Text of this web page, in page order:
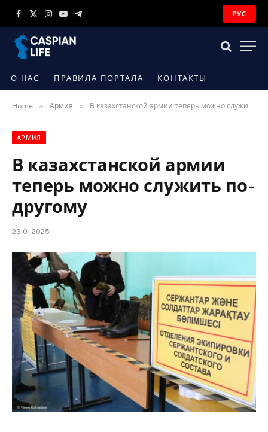
Facebook
X
Instagram
YouTubeTelegram
РУС
О НАС ПРАВИЛА ПОРТАЛА КОНТАКТЫ
Home » Армия » В казахстанской армии теперь можно служить по-другому
АРМИЯ
В казахстанской армии
теперь можно служить по-
другому
23.01.2025